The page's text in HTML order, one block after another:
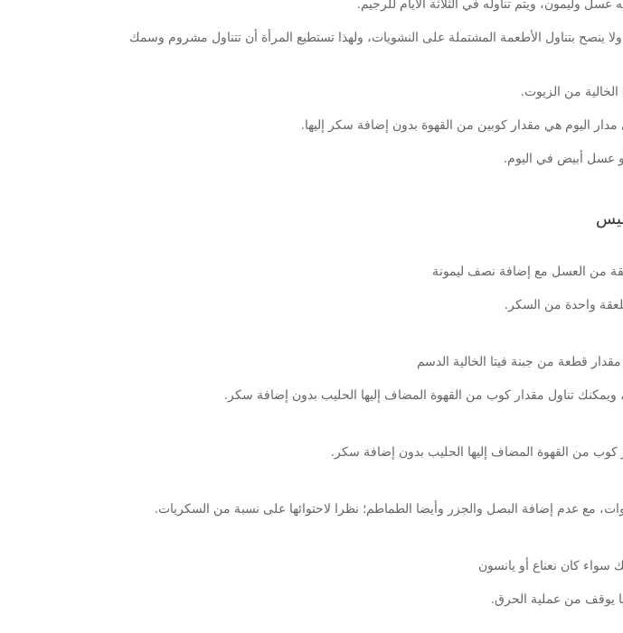
ولا ينصح بتناول الأطعمة المشتملة على النشويات، ولهذا تستطيع المرأة أن تتناول مشروم وسمك
من الزيوت.
مدار اليوم هي مقدار كوبين من القهوة بدون إضافة سكر إليها.
عسل أبيض في اليوم.
من العسل مع إضافة نصف ليمونة
واحدة من السكر.
قطعة من جبنة فيتا الخالية الدسم
كوب من القهوة المضاف إليها الحليب بدون إضافة سكر.
مع عدم إضافة البصل والجزر وأيضا الطماطم؛ نظرا لاحتوائها على نسبة من السكريات.
سواء كان نعناع أو يانسون
يوقف من عملية الحرق.